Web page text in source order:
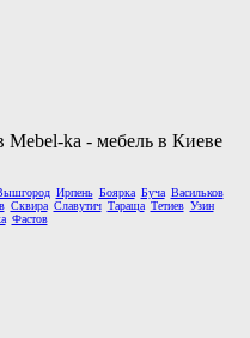
ka - мебель в Киеве
Ирпень Боярка Буча Васильков
Сквира Славутич Тараща Тетиев Узин
Фастов